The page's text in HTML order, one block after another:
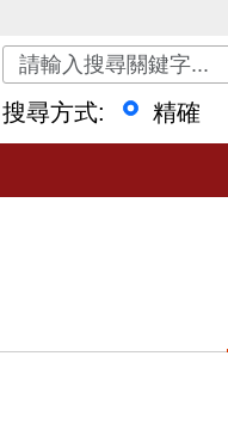
關鍵字搜尋
搜尋方式:
精確